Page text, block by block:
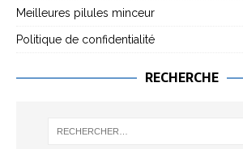
Meilleures pilules minceur
Politique de confidentialité
RECHERCHE